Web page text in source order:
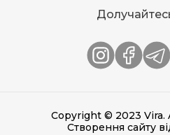
Copyright © 2023 Vira.
Створення сайту